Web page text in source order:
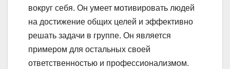
вокруг себя. Он умеет мотивировать людей
на достижение общих целей и эффективно
решать задачи в группе. Он является
примером для остальных своей
ответственностью и профессионализмом.